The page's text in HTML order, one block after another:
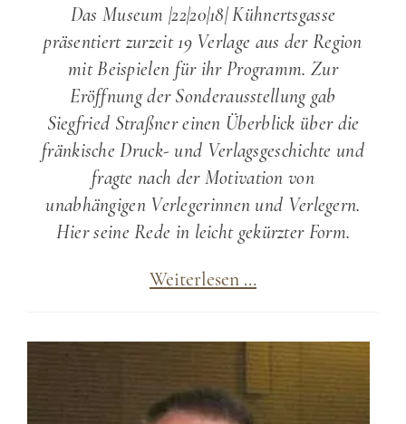
Das Museum |22|20|18| Kühnertsgasse
präsentiert zurzeit 19 Verlage aus der Region
mit Beispielen für ihr Programm. Zur
Eröffnung der Sonderausstellung gab
Siegfried Straßner einen Überblick über die
fränkische Druck- und Verlagsgeschichte und
fragte nach der Motivation von
unabhängigen Verlegerinnen und Verlegern.
Hier seine Rede in leicht gekürzter Form.
Weiterlesen …Independents:
Nürnberg